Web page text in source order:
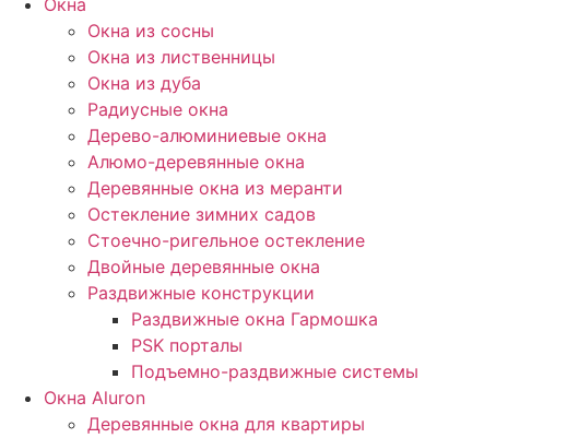
Окна
Окна из сосны
Окна из лиственницы
Окна из дуба
Радиусные окна
Дерево-алюминиевые окна
Алюмо-деревянные окна
Деревянные окна из меранти
Остекление зимних садов
Стоечно-ригельное остекление
Двойные деревянные окна
Раздвижные конструкции
Раздвижные окна Гармошка
PSK порталы
Подъемно-раздвижные системы
Окна Aluron
Деревянные окна для квартиры